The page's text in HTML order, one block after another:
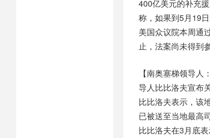
400亿美元的补充
称，如果到5月19
美国众议院本周通
止，法案尚未得到
【南奥塞梯领导
导人比比洛夫宣布
比比洛夫表示，该
已被送至当地最高
比比洛夫在3月底